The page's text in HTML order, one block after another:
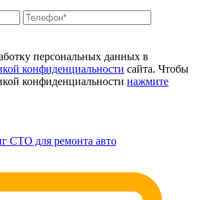
персональных данных в
конфиденциальности сайта. Чтобы
конфиденциальности нажмите
СТО для ремонта авто